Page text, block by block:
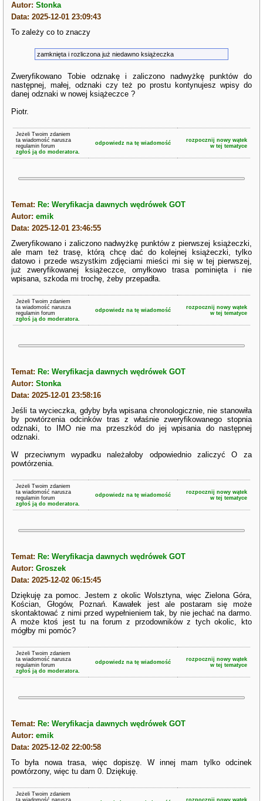
Autor:Stonka
Data: 2025-12-01 23:09:43
To zależy co to znaczy
zamknięta i rozliczona już niedawno książeczka
Zweryfikowano Tobie odznakę i zaliczono nadwyżkę punktów do
następnej, małej, odznaki czy też po prostu kontynujesz wpisy do
danej odznaki w nowej książeczce ?
Piotr.
Jeżeli Twoim zdaniem
ta wiadomość narusza
regulamin forum
zgłoś ją do moderatora.
odpowiedz na tę wiadomość
rozpocznij nowy wątek
w tej tematyce
Temat: Re: Weryfikacja dawnych wędrówek GOT
Autor:emik
Data: 2025-12-01 23:46:55
Zweryfikowano i zaliczono nadwyżkę punktów z pierwszej książeczki,
ale mam też trasę, którą chcę dać do kolejnej książeczki, tylko
datowo i przede wszystkim zdjęciami mieści mi się w tej pierwszej,
już zweryfikowanej książeczce, omyłkowo trasa pominięta i nie
wpisana, szkoda mi trochę, żeby przepadła.
Jeżeli Twoim zdaniem
ta wiadomość narusza
regulamin forum
zgłoś ją do moderatora.
odpowiedz na tę wiadomość
rozpocznij nowy wątek
w tej tematyce
Temat: Re: Weryfikacja dawnych wędrówek GOT
Autor:Stonka
Data: 2025-12-01 23:58:16
Jeśli ta wycieczka, gdyby była wpisana chronologicznie, nie stanowiła
by powtórzenia odcinków tras z właśnie zweryfikowanego stopnia
odznaki, to IMO nie ma przeszkód do jej wpisania do następnej
odznaki.
W przeciwnym wypadku należałoby odpowiednio zaliczyć O za
powtórzenia.
Jeżeli Twoim zdaniem
ta wiadomość narusza
regulamin forum
zgłoś ją do moderatora.
odpowiedz na tę wiadomość
rozpocznij nowy wątek
w tej tematyce
Temat: Re: Weryfikacja dawnych wędrówek GOT
Autor:Groszek
Data: 2025-12-02 06:15:45
Dziękuję za pomoc. Jestem z okolic Wolsztyna, więc Zielona Góra,
Kościan, Głogów, Poznań. Kawałek jest ale postaram się może
skontaktować z nimi przed wypełnieniem tak, by nie jechać na darmo.
A może ktoś jest tu na forum z przodowników z tych okolic, kto
mógłby mi pomóc?
Jeżeli Twoim zdaniem
ta wiadomość narusza
regulamin forum
zgłoś ją do moderatora.
odpowiedz na tę wiadomość
rozpocznij nowy wątek
w tej tematyce
Temat: Re: Weryfikacja dawnych wędrówek GOT
Autor:emik
Data: 2025-12-02 22:00:58
To była nowa trasa, więc dopiszę. W innej mam tylko odcinek
powtórzony, więc tu dam 0. Dziękuję.
Jeżeli Twoim zdaniem
ta wiadomość narusza
rozpocznij nowy wątek